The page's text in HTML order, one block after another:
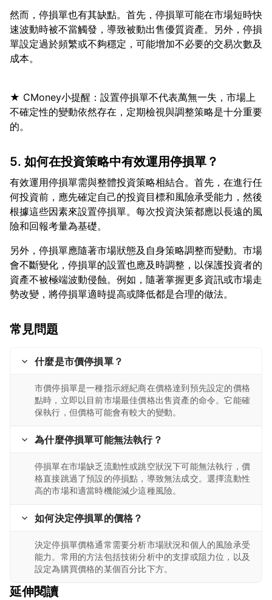
然而，停損單也有其缺點。首先，停損單可能在市場短時快
速波動時被不當觸發，導致被動出售優質資產。另外，停損
單設定過於頻繁或不夠穩定，可能增加不必要的交易次數及
★ CMoney小提醒：設置停損單不代表萬無一失，市場上
不確定性的變動依然存在，定期檢視與調整策略是十分重要
5. 如何在投資策略中有效運用停損單？
有效運用停損單需與整體投資策略相結合。首先，在進行任
何投資前，應先確定自己的投資目標和風險承受能力，然後
根據這些因素來設置停損單。每次投資決策都應以長遠的風
另外，停損單應隨著市場狀態及自身策略調整而變動。市場
會不斷變化，停損單的設置也應及時調整，以保護投資者的
資產不被極端波動侵蝕。例如，隨著掌握更多資訊或市場走
常見問題
什麼是市價停損單？
市價停損單是一種指示經紀商在價格達到預先設定的價格
點時，立即以目前市場最佳價格出售資產的命令。它能確
保執行，但價格可能會有較大的變動。
為什麼停損單可能無法執行？
停損單在市場缺乏流動性或跳空狀況下可能無法執行，價
格直接跳過了預設的停損點，導致無法成交。選擇流動性
高的市場和適當時機能減少這種風險。
如何決定停損單的價格？
決定停損單價格通常需要分析市場狀況和個人的風險承受
能力。常用的方法包括技術分析中的支撐或阻力位，以及
設定為購買價格的某個百分比下方。
延伸閱讀